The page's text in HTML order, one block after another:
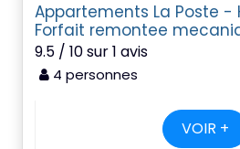
Appartements La Poste -
Forfait remontee
9.5 / 10 sur 1 avis
4 personnes
VOIR +